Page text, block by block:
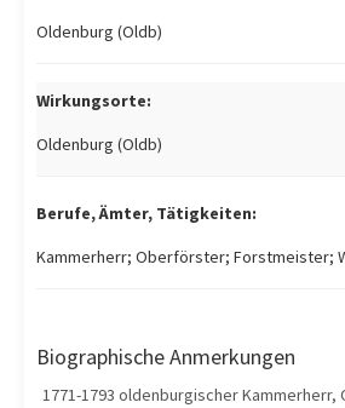
Oldenburg (Oldb)
Wirkungsorte:
Oldenburg (Oldb)
Berufe, Ämter, Tätigkeiten:
Kammerherr; Oberförster; Forstmeister;
Biographische Anmerkungen
1771-1793 oldenburgischer